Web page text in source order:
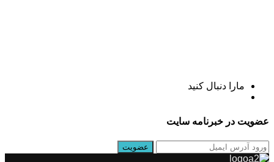
مارا دنبال کنید
عضویت در خبرنامه سایت